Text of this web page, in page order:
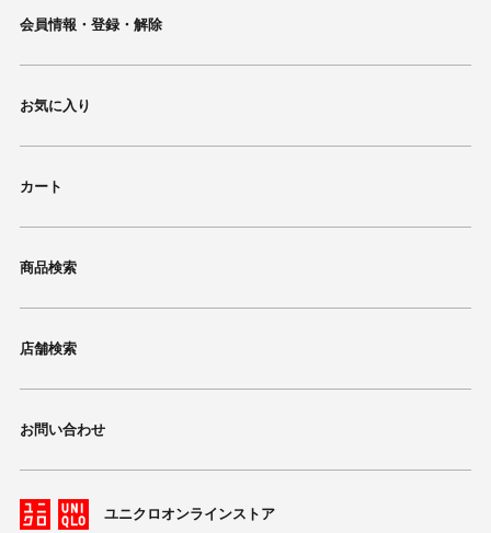
会員情報・登録・解除
お気に入り
カート
商品検索
店舗検索
お問い合わせ
ユニクロオンラインストア